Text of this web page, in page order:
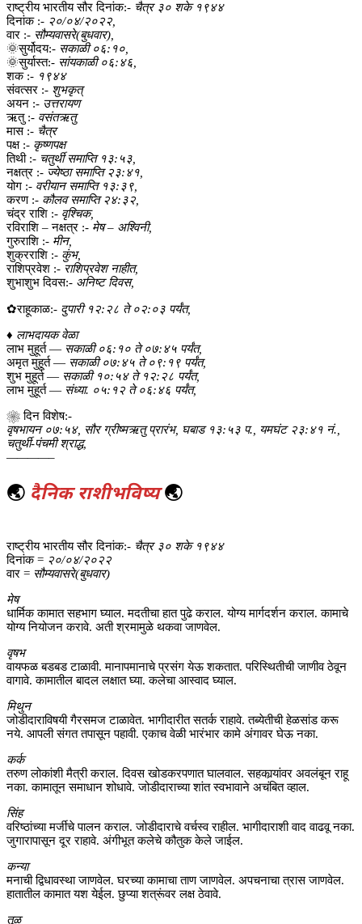
राष्ट्रीय भारतीय सौर दिनांक:- चैत्र ३० शके १९४४
दिनांक :- २०/०४/२०२२,
वार :- सौम्यवासरे(बुधवार),
🌞सुर्योदय:- सकाळी ०६:१०,
🌞सुर्यास्त:- सांयकाळी ०६:४६,
शक :- १९४४
संवत्सर :- शुभकृत्
अयन :- उत्तरायण
ऋतु :- वसंतऋतु
मास :- चैत्र
पक्ष :- कृष्णपक्ष
तिथी :- चतुर्थी समाप्ति १३:५३,
नक्षत्र :- ज्येष्ठा समाप्ति २३:४१,
योग :- वरीयान समाप्ति १३:३९,
करण :- कौलव समाप्ति २४:३२,
चंद्र राशि :- वृश्चिक,
रविराशि – नक्षत्र :- मेष – अश्विनी,
गुरुराशि :- मीन,
शुक्रराशि :- कुंभ,
राशिप्रवेश :- राशिप्रवेश नाहीत,
शुभाशुभ दिवस:- अनिष्ट दिवस,
✿राहूकाळ:- दुपारी १२:२८ ते ०२:०३ पर्यंत,
♦ लाभदायक वेळा
लाभ मुहूर्त — सकाळी ०६:१० ते ०७:४५ पर्यंत,
अमृत मुहूर्त — सकाळी ०७:४५ ते ०९:१९ पर्यंत,
शुभ मुहूर्त — सकाळी १०:५४ ते १२:२८ पर्यंत,
लाभ मुहूर्त — संध्या. ०५:१२ ते ०६:४६ पर्यंत,
❀ दिन विशेष:-
वृषभायन ०७:५४, सौर ग्रीष्मऋतु प्रारंभ, घबाड १३:५३ प., यमघंट २३:४१ नं.,
चतुर्थी-पंचमी श्राद्ध,
————–
🌏 दैनिक राशीभविष्य 🌏
राष्ट्रीय भारतीय सौर दिनांक:- चैत्र ३० शके १९४४
दिनांक = २०/०४/२०२२
वार = सौम्यवासरे(बुधवार)
मेष
धार्मिक कामात सहभाग घ्याल. मदतीचा हात पुढे कराल. योग्य मार्गदर्शन कराल. कामाचे
योग्य नियोजन करावे. अती श्रमामुळे थकवा जाणवेल.
वृषभ
वायफळ बडबड टाळावी. मानापमानाचे प्रसंग येऊ शकतात. परिस्थितीची जाणीव ठेवून
वागावे. कामातील बादल लक्षात घ्या. कलेचा आस्वाद घ्याल.
मिथुन
जोडीदाराविषयी गैरसमज टाळावेत. भागीदारीत सतर्क राहावे. तब्येतीची हेळसांड करू
नये. आपली संगत तपासून पहावी. एकाच वेळी भारंभार कामे अंगावर घेऊ नका.
कर्क
तरुण लोकांशी मैत्री कराल. दिवस खोडकरपणात घालवाल. सहकार्‍यांवर अवलंबून राहू
नका. कामातून समाधान शोधावे. जोडीदाराच्या शांत स्वभावाने अचंबित व्हाल.
सिंह
वरिष्ठांच्या मर्जीचे पालन कराल. जोडीदाराचे वर्चस्व राहील. भागीदाराशी वाद वाढवू नका.
जुगारापासून दूर राहावे. अंगीभूत कलेचे कौतुक केले जाईल.
कन्या
मनाची द्विधावस्था जाणवेल. घरच्या कामाचा ताण जाणवेल. अपचनाचा त्रास जाणवेल.
हातातील कामात यश येईल. छुप्या शत्रूंवर लक्ष ठेवावे.
तूळ